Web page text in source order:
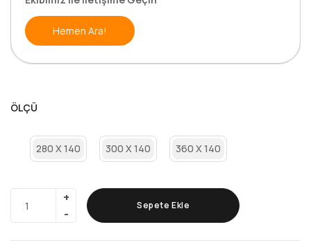
Hemen Ara!
ÖLÇÜ
280 X 140 300 X 140 360 X 140
Sepete Ekle